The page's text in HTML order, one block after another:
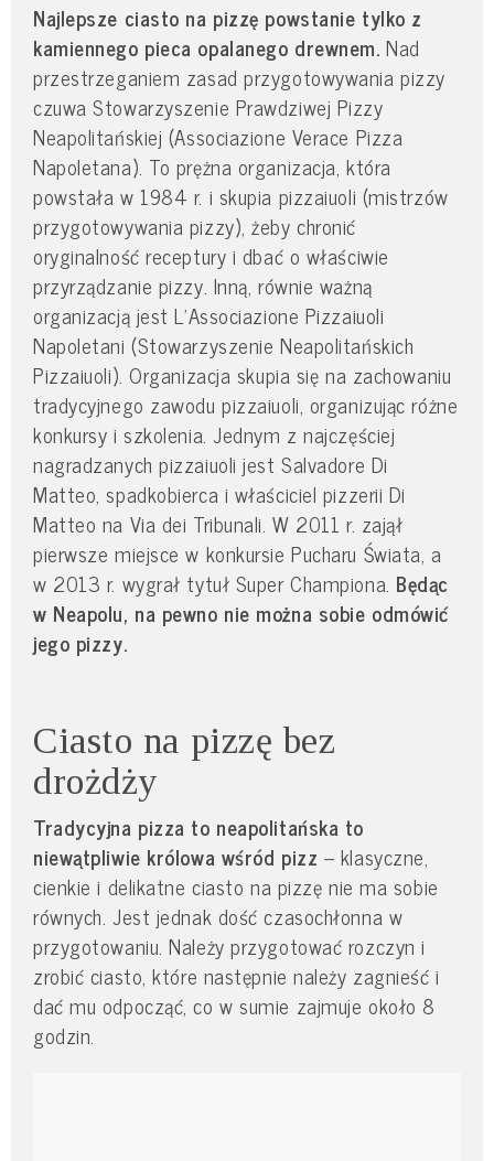
Najlepsze ciasto na pizzę powstanie tylko z
kamiennego pieca opalanego drewnem. Nad
przestrzeganiem zasad przygotowywania pizzy
czuwa Stowarzyszenie Prawdziwej Pizzy
Neapolitańskiej (Associazione Verace Pizza
Napoletana). To prężna organizacja, która
powstała w 1984 r. i skupia pizzaiuoli (mistrzów
przygotowywania pizzy), żeby chronić
oryginalność receptury i dbać o właściwie
przyrządzanie pizzy. Inną, równie ważną
organizacją jest L’Associazione Pizzaiuoli
Napoletani (Stowarzyszenie Neapolitańskich
Pizzaiuoli). Organizacja skupia się na zachowaniu
tradycyjnego zawodu pizzaiuoli, organizując różne
konkursy i szkolenia. Jednym z najczęściej
nagradzanych pizzaiuoli jest Salvadore Di
Matteo, spadkobierca i właściciel pizzerii Di
Matteo na Via dei Tribunali. W 2011 r. zajął
pierwsze miejsce w konkursie Pucharu Świata, a
w 2013 r. wygrał tytuł Super Championa. Będąc
w Neapolu, na pewno nie można sobie odmówić
jego pizzy.
Ciasto na pizzę bez
drożdży
Tradycyjna pizza to neapolitańska to
niewątpliwie królowa wśród pizz – klasyczne,
cienkie i delikatne ciasto na pizzę nie ma sobie
równych. Jest jednak dość czasochłonna w
przygotowaniu. Należy przygotować rozczyn i
zrobić ciasto, które następnie należy zagnieść i
dać mu odpocząć, co w sumie zajmuje około 8
godzin.